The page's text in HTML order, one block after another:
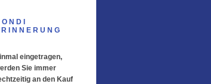
eingetragen,
Sie immer
an den Kauf